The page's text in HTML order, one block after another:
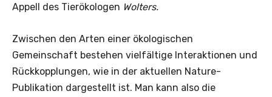
Appell des Tierökologen Wolters.
Zwischen den Arten einer ökologischen
Gemeinschaft bestehen vielfältige Interaktionen und
Rückkopplungen, wie in der aktuellen Nature-
Publikation dargestellt ist. Man kann also die